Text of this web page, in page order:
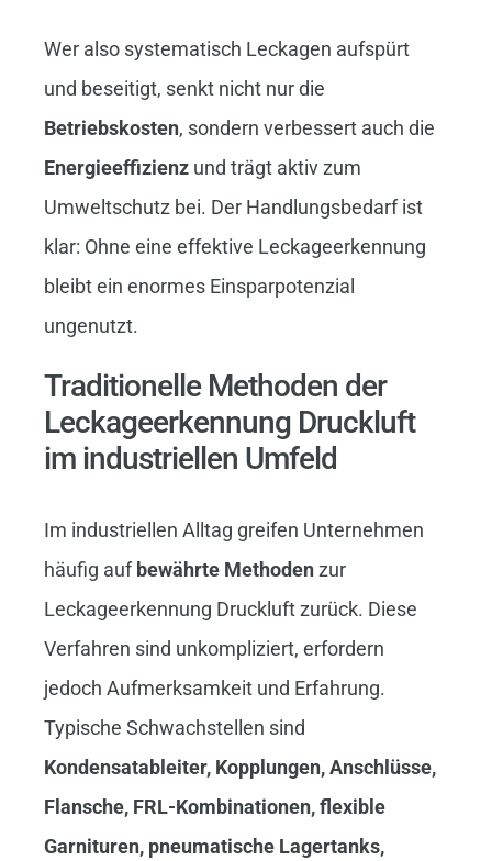
Wer also systematisch Leckagen aufspürt
und beseitigt, senkt nicht nur die
Betriebskosten, sondern verbessert auch die
Energieeffizienzund trägt aktiv zum
Umweltschutz bei. Der Handlungsbedarf ist
klar: Ohne eine effektive Leckageerkennung
bleibt ein enormes Einsparpotenzial
ungenutzt.
Traditionelle Methoden der
Leckageerkennung Druckluft
im industriellen Umfeld
Im industriellen Alltag greifen Unternehmen
häufig aufbewährte Methodenzur
Leckageerkennung Druckluft zurück. Diese
Verfahren sind unkompliziert, erfordern
jedoch Aufmerksamkeit und Erfahrung.
Typische Schwachstellen sind
Kondensatableiter, Kopplungen, Anschlüsse,
Flansche, FRL-Kombinationen, flexible
Garnituren, pneumatische Lagertanks,